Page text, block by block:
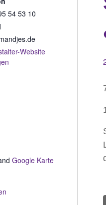
54 53 10
Website
Google Karte